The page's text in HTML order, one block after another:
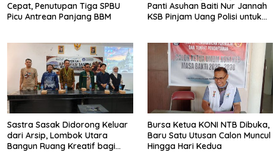
Cepat, Penutupan Tiga SPBU
Picu Antrean Panjang BBM
Panti Asuhan Baiti Nur Jannah
KSB Pinjam Uang Polisi untuk
Sastra Sasak Didorong Keluar
dari Arsip, Lombok Utara
Bangun Ruang Kreatif bagi
Bursa Ketua KONI NTB Dibuka,
Baru Satu Utusan Calon Muncul
Hingga Hari Kedua